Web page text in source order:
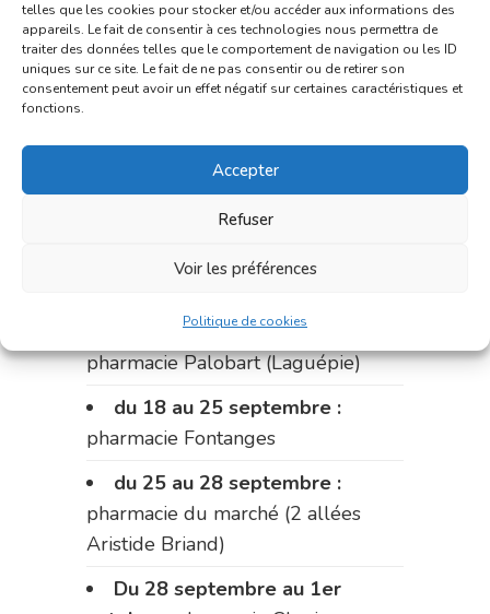
telles que les cookies pour stocker et/ou accéder aux informations des
appareils. Le fait de consentir à ces technologies nous permettra de
traiter des données telles que le comportement de navigation ou les ID
uniques sur ce site. Le fait de ne pas consentir ou de retirer son
consentement peut avoir un effet négatif sur certaines caractéristiques et
fonctions.
Accepter
Refuser
Voir les préférences
Politique de cookies
du 4 au 11 septembre :
pharmacie Carnus (rue Marcellin-
du 11 au 14 septembre :
pharmacie Dupont (place de la
Le 14 septembre :
du 14 au 18 septembre :
pharmacie Palobart (Laguépie)
du 18 au 25 septembre :
pharmacie Fontanges
du 25 au 28 septembre :
pharmacie du marché (2 allées
Aristide Briand)
Du 28 septembre au 1er